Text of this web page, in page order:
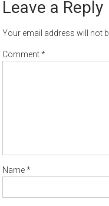
Leave a Reply
Your email address will not
Comment*
Name*